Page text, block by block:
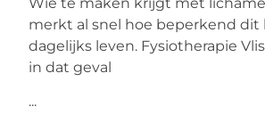
merkt al snel hoe beperkend dit
dagelijks leven. Fysiotherapie
in dat geval
...